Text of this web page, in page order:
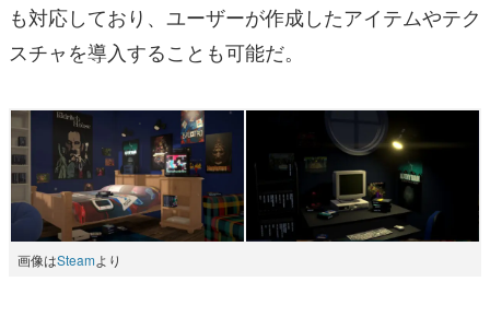
も対応しており、ユーザーが作成したアイテムやテク
スチャを導入することも可能だ。
画像はSteamより